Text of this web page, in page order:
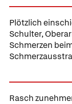
Plötzlich
Schulter,
Schmerzen
Rasch